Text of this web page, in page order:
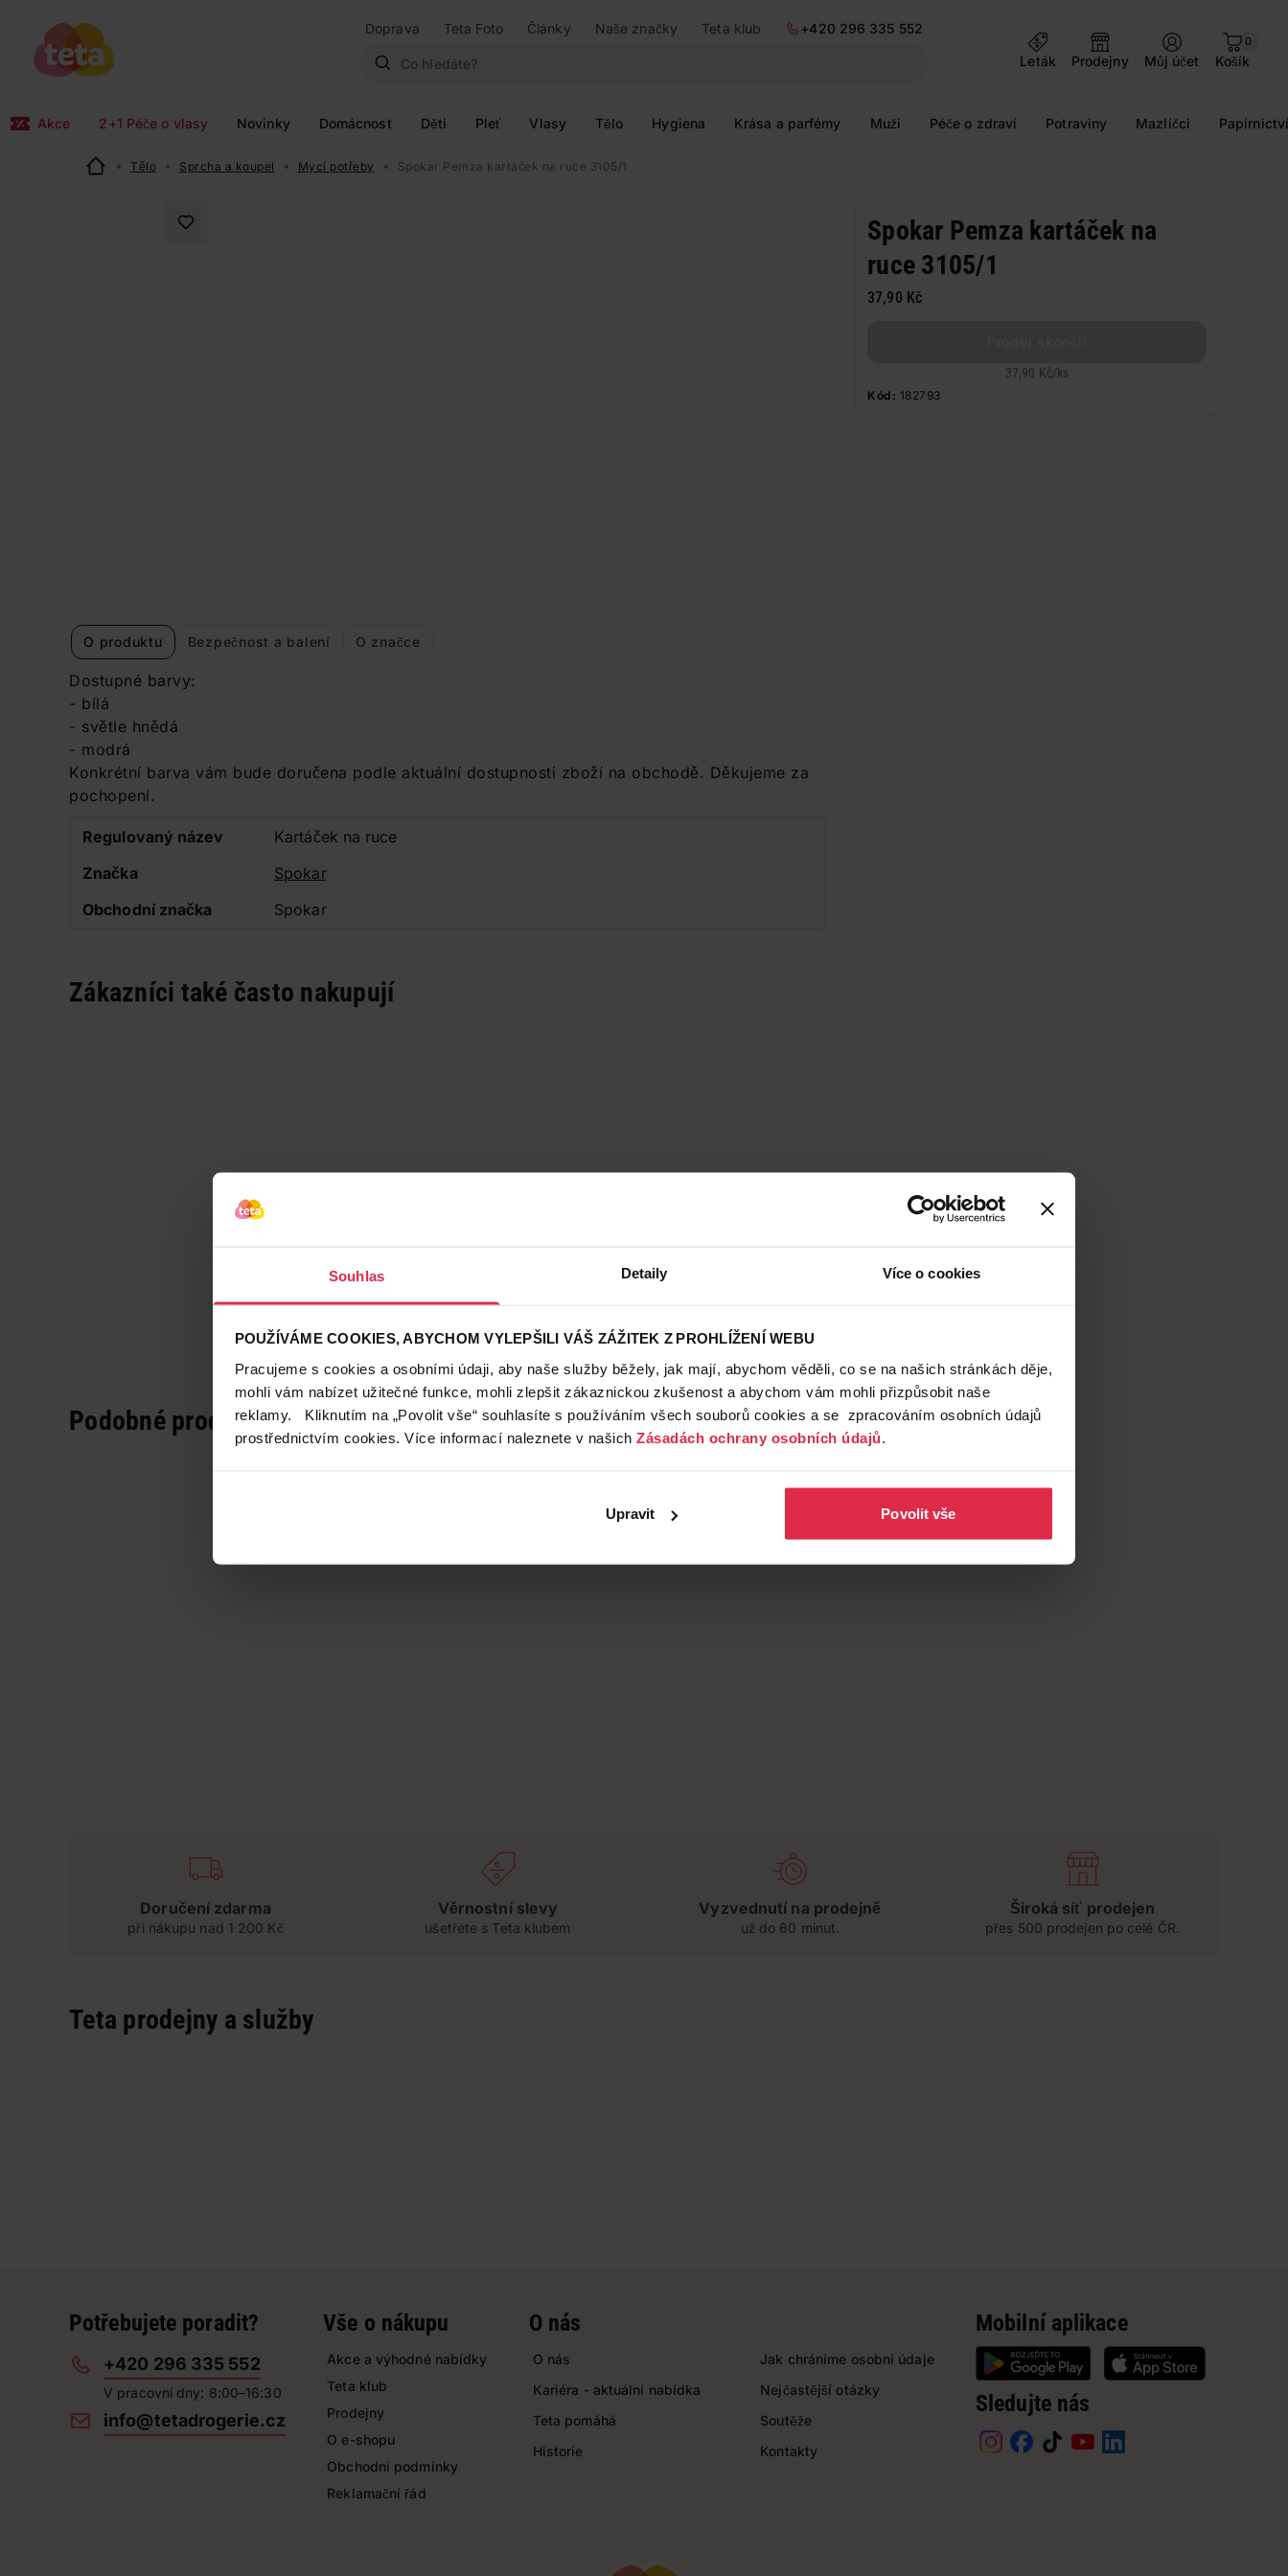
Souhlas Detaily Více o cookies
POUŽÍVÁME COOKIES, ABYCHOM VYLEPŠILI VÁŠ ZÁŽITEK Z PROHLÍŽENÍ WEBU
Pracujeme s cookies a osobními údaji, aby naše služby běžely, jak mají, abychom věděli, co se na našich stránkách děje,
mohli vám nabízet užitečné funkce, mohli zlepšit zákaznickou zkušenost a abychom vám mohli přizpůsobit naše
reklamy. Kliknutím na „Povolit vše“ souhlasíte s používáním všech souborů cookies a se zpracováním osobních údajů
prostřednictvím cookies. Více informací naleznete v našich Zásadách ochrany osobních údajů.
Upravit Povolit vše
Doprava Teta Foto Články Naše značky Teta klub
+420 296 335 552
Leták
Prodejny Můj účet
0
Košík
Akce 2+1 Péče o vlasy Novinky Domácnost Děti Pleť Vlasy Tělo Hygiena Krása a parfémy Muži Péče o zdraví Potraviny Mazlíčci
Tělo Sprcha a koupel Mycí potřeby Spokar Pemza kartáček na ruce 3105/1
O produktu Bezpečnost a balení O značce
Dostupné barvy:
- bílá
- světle hnědá
- modrá
Konkrétní barva vám bude doručena podle aktuální dostupnosti zboží na obchodě. Děkujeme za
pochopení.
Regulovaný název
Kartáček na ruce
Značka
Spokar
Obchodní značka
Spokar
Spokar Pemza kartáček na
ruce 3105/1
37,90 Kč
37,90 Kč/ks
Kód: 182793
Zákazníci také často nakupují
Podobné produkty
Doručení zdarma
při nákupu nad 1 200 Kč
Věrnostní slevy
ušetřete s Teta klubem
Vyzvednutí na prodejně
už do 60 minut.
Široká síť prodejen
přes 500 prodejen po celé ČR.
Teta prodejny a služby
Potřebujete poradit?
+420 296 335 552
V pracovní dny: 8:00–16:30
info@tetadrogerie.cz
Vše o nákupu
Akce a výhodné nabídky
Teta klub
Prodejny
O e-shopu
Obchodní podmínky
Reklamační řád
O nás
O nás
Kariéra - aktuální nabídka
Teta pomáhá
Historie
Jak chráníme osobní údaje
Nejčastější otázky
Soutěže
Kontakty
Mobilní aplikace
Sledujte nás